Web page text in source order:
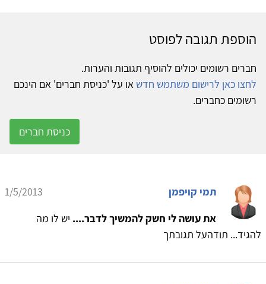
הוספת תגובה לפוסט
חברים רשומים יכולים להוסיף תגובות והערות.
לחצו כאן לרישום משתמש חדש או על 'כניסת חברים' אם הינכם
רשומים כחברים.
כניסת חברים
תמי קויפמן
1/5/2013
את עושה לי חשק להמשיך לדבר.... יש לו מה
להגיד... תודהעל תגובתך